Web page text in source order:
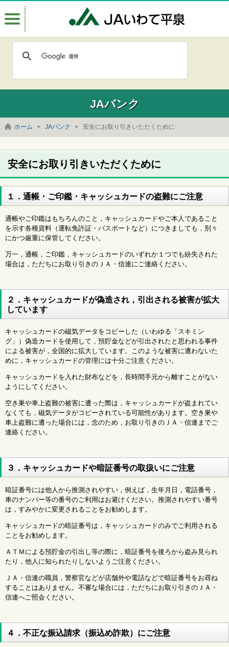
JAバンク
ホーム JAバンク 安全にお取り引きいただくために
安全にお取り引きいただくために
１．通帳・ご印鑑・キャッシュカードの盗難にご注意
通帳やご印鑑はもちろんのこと，キャッシュカードやご本人であること
を示す各種資料（運転免許証・パスポートなど）につきましても，別々
にかつ厳重に保管してください。
万一，通帳，ご印鑑，キャッシュカードのいずれか１つでも紛失された
場合は，ただちにお取り引きのＪＡ・信連にご連絡ください。
２．キャッシュカードが偽造され，引出される被害が拡大
しています
キャッシュカードの磁気データをコピーした（いわゆる「スキミン
グ」）偽造カードを使用して，預貯金などが引出されたと思われる事件
による被害が，全国的に拡大しています。このような被害に遭わないた
めに，キャッシュカードの管理には十分ご注意ください。
キャッシュカードを入れた財布などを，長時間手元から離すことがない
ようにしてください。
空き巣や車上盗難の被害に遭った際は，キャッシュカードが盗まれてい
なくても，磁気データがコピーされている可能性があります。空き巣や
車上盗難に遭った場合には，念のため，お取り引きのＪＡ・信連までご
連絡ください。
３．キャッシュカードや暗証番号の取扱いにご注意
暗証番号には他人から推測されやすい，例えば，生年月日，電話番号，
車のナンバー等の番号のご利用はお避けください。推測されやすい番号
は，すみやかに変更されることをお勧めします。
キャッシュカードの暗証番号は，キャッシュカードのみでご利用される
ことをお勧めします。
ＡＴＭによる預貯金の引出し等の際に，暗証番号を後ろから盗み見られ
たり，他人に知られたりしないようご注意ください。
ＪＡ・信連の職員，警察官などが店舗外や電話などで暗証番号をお尋ね
することはありません。不審な場合には，ただちにお取り引きのＪＡ・
信連へご照会ください。
４．不正な振込請求（振込め詐欺）にご注意